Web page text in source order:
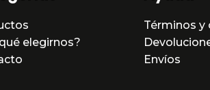
elegirnos?
Términos y
Envíos